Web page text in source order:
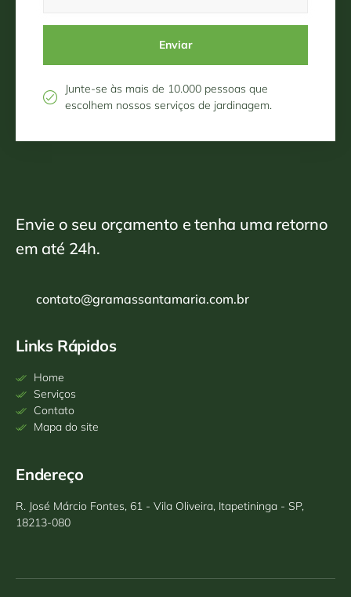
Enviar
Junte-se às mais de 10.000 pessoas que
escolhem nossos serviços de jardinagem.​
Envie o seu orçamento e tenha uma retorno
em até 24h.
contato@gramassantamaria.com.br
Links Rápidos
Home
Serviços
Contato
Mapa do site
Endereço
R. José Márcio Fontes, 61 - Vila Oliveira, Itapetininga - SP,
18213-080